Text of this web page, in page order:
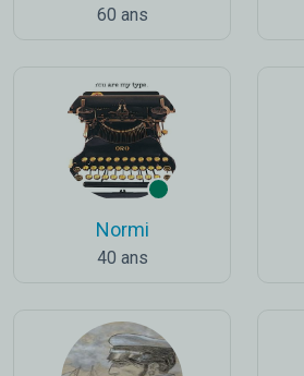
60 ans
Normi
40 ans